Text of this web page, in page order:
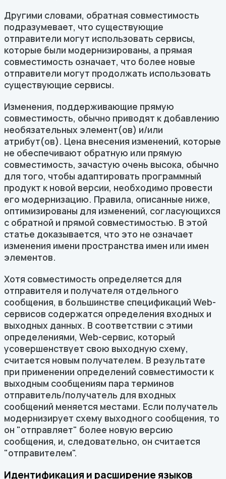
Другими словами, обратная совместимость
подразумевает, что существующие
отправители могут использовать сервисы,
которые были модернизированы, а прямая
совместимость означает, что более новые
отправители могут продолжать использовать
существующие сервисы.
Изменения, поддерживающие прямую
совместимость, обычно приводят к добавлению
необязательных элемент(ов) и/или
атрибут(ов). Цена внесения изменений, которые
не обеспечивают обратную или прямую
совместимость, зачастую очень высока, обычно
для того, чтобы адаптировать программный
продукт к новой версии, необходимо провести
его модернизацию. Правила, описанные ниже,
оптимизированы для изменений, согласующихся
с обратной и прямой совместимостью. В этой
статье доказывается, что это не означает
изменения имени пространства имен или имен
элементов.
Хотя совместимость определяется для
отправителя и получателя отдельного
сообщения, в большинстве спецификаций Web-
сервисов содержатся определения входных и
выходных данных. В соответствии с этими
определениями, Web-сервис, который
усовершенствует свою выходную схему,
считается новым получателем. В результате
при применении определений совместимости к
выходным сообщениям пара терминов
отправитель/получатель для входных
сообщений меняется местами. Если получатель
модернизирует схему выходного сообщения, то
он "отправляет" более новую версию
сообщения, и, следовательно, он считается
"отправителем".
Идентификация и расширение языков